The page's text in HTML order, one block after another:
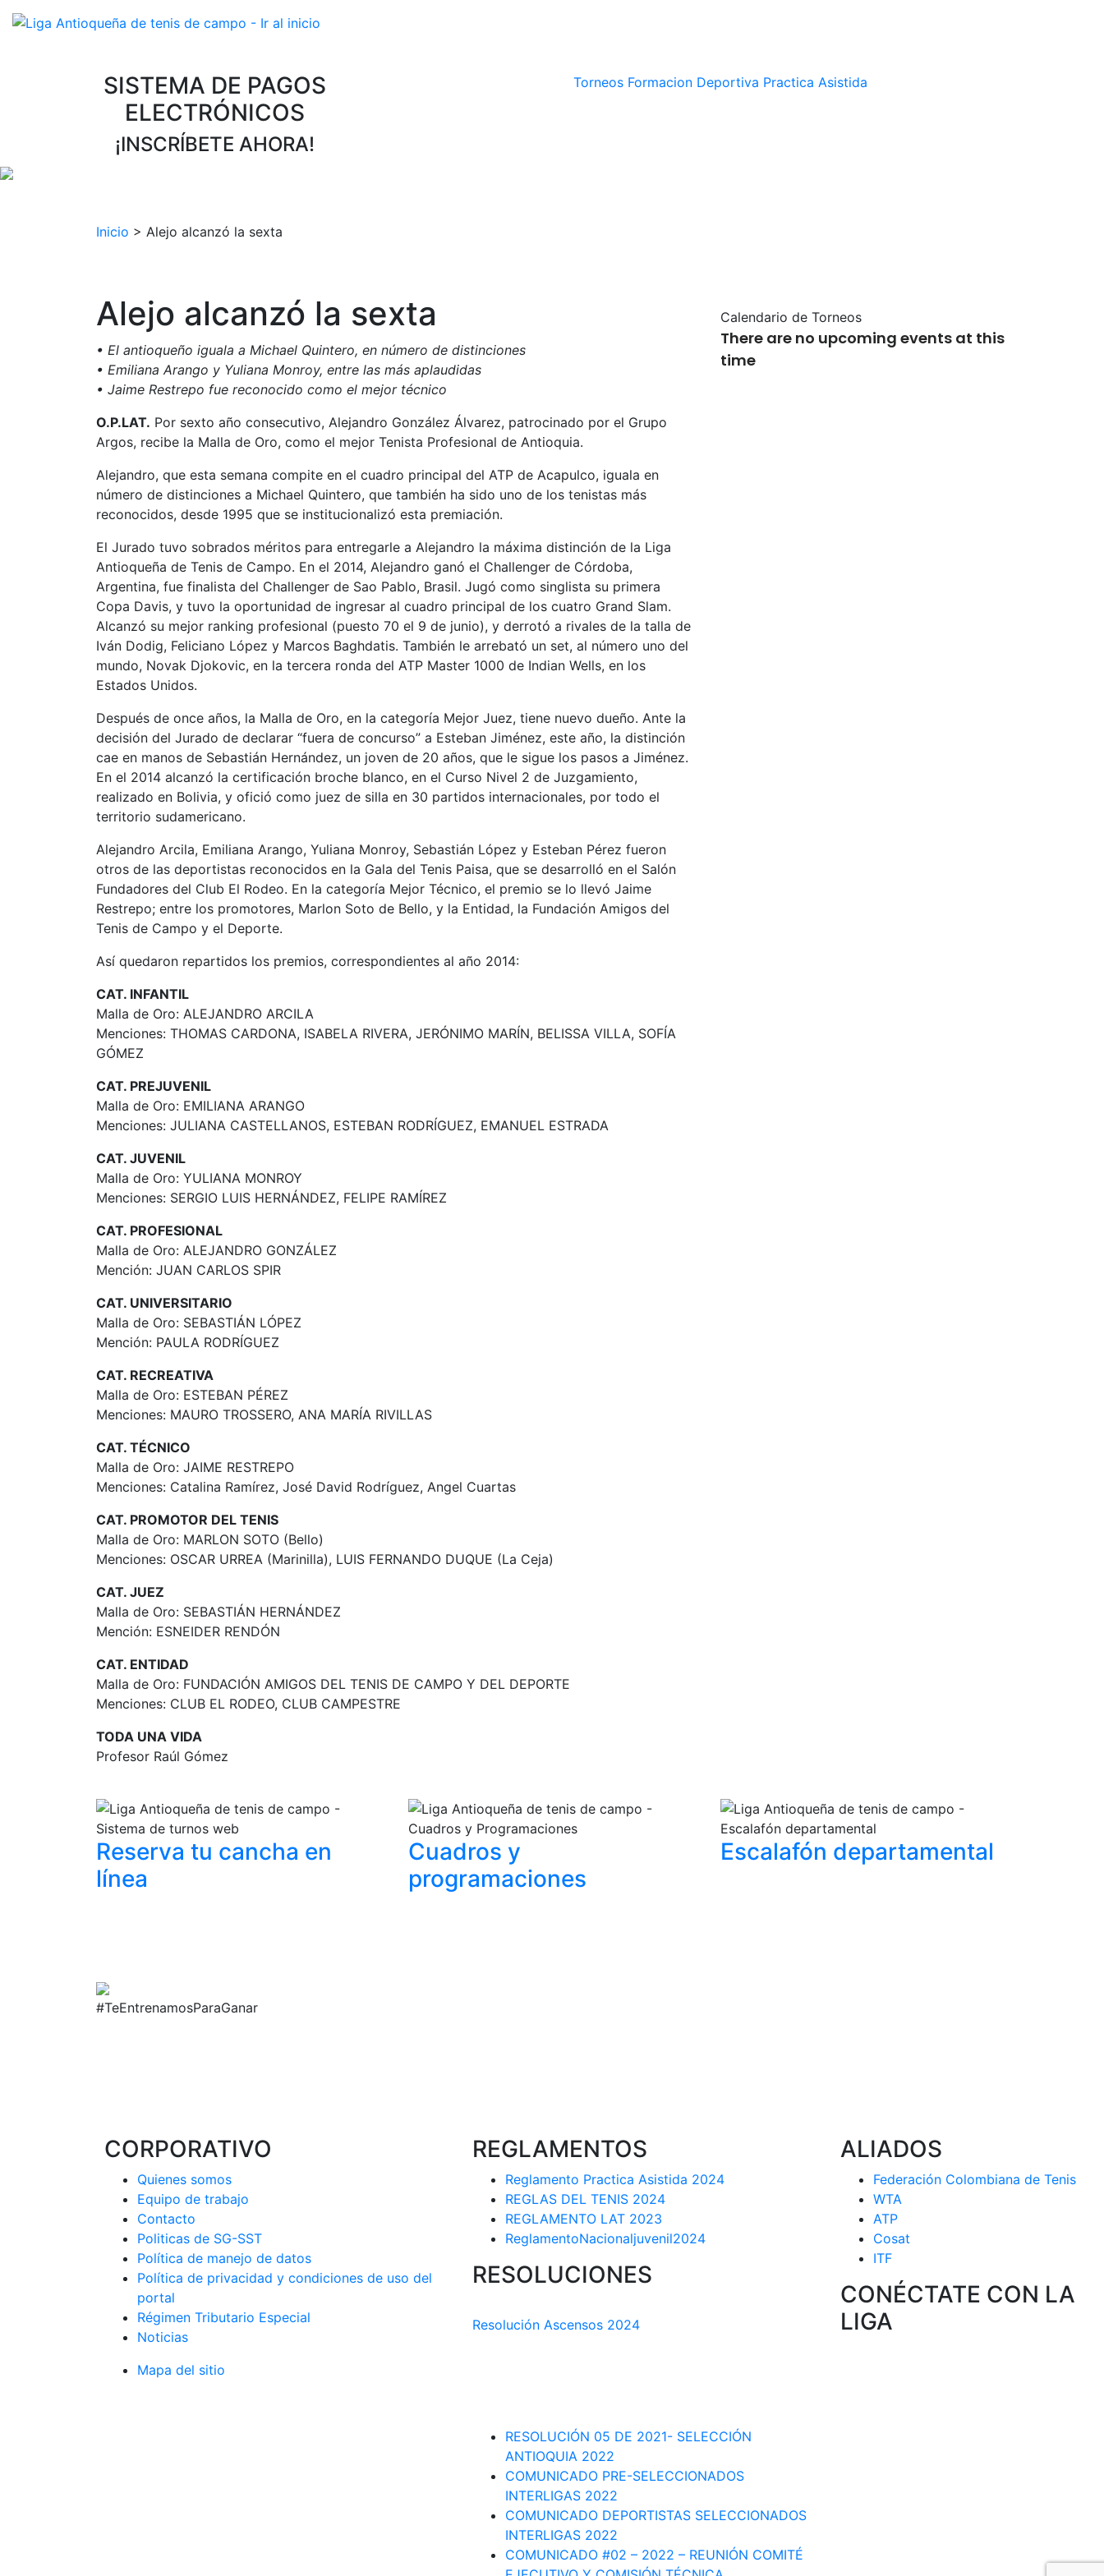
SISTEMA DE PAGOS
ELECTRÓNICOS
¡INSCRÍBETE AHORA!
Torneos Formacion Deportiva Practica Asistida
Inicio > Alejo alcanzó la sexta
Alejo alcanzó la sexta
• El antioqueño iguala a Michael Quintero, en número de distinciones
• Emiliana Arango y Yuliana Monroy, entre las más aplaudidas
• Jaime Restrepo fue reconocido como el mejor técnico
O.P.LAT. Por sexto año consecutivo, Alejandro González Álvarez, patrocinado por el Grupo
Argos, recibe la Malla de Oro, como el mejor Tenista Profesional de Antioquia.
Alejandro, que esta semana compite en el cuadro principal del ATP de Acapulco, iguala en
número de distinciones a Michael Quintero, que también ha sido uno de los tenistas más
reconocidos, desde 1995 que se institucionalizó esta premiación.
El Jurado tuvo sobrados méritos para entregarle a Alejandro la máxima distinción de la Liga
Antioqueña de Tenis de Campo. En el 2014, Alejandro ganó el Challenger de Córdoba,
Argentina, fue finalista del Challenger de Sao Pablo, Brasil. Jugó como singlista su primera
Copa Davis, y tuvo la oportunidad de ingresar al cuadro principal de los cuatro Grand Slam.
Alcanzó su mejor ranking profesional (puesto 70 el 9 de junio), y derrotó a rivales de la talla de
Iván Dodig, Feliciano López y Marcos Baghdatis. También le arrebató un set, al número uno del
mundo, Novak Djokovic, en la tercera ronda del ATP Master 1000 de Indian Wells, en los
Estados Unidos.
Después de once años, la Malla de Oro, en la categoría Mejor Juez, tiene nuevo dueño. Ante la
decisión del Jurado de declarar “fuera de concurso” a Esteban Jiménez, este año, la distinción
cae en manos de Sebastián Hernández, un joven de 20 años, que le sigue los pasos a Jiménez.
En el 2014 alcanzó la certificación broche blanco, en el Curso Nivel 2 de Juzgamiento,
realizado en Bolivia, y ofició como juez de silla en 30 partidos internacionales, por todo el
territorio sudamericano.
Alejandro Arcila, Emiliana Arango, Yuliana Monroy, Sebastián López y Esteban Pérez fueron
otros de las deportistas reconocidos en la Gala del Tenis Paisa, que se desarrolló en el Salón
Fundadores del Club El Rodeo. En la categoría Mejor Técnico, el premio se lo llevó Jaime
Restrepo; entre los promotores, Marlon Soto de Bello, y la Entidad, la Fundación Amigos del
Tenis de Campo y el Deporte.
Así quedaron repartidos los premios, correspondientes al año 2014:
CAT. INFANTIL
Malla de Oro: ALEJANDRO ARCILA
Menciones: THOMAS CARDONA, ISABELA RIVERA, JERÓNIMO MARÍN, BELISSA VILLA, SOFÍA
GÓMEZ
CAT. PREJUVENIL
Malla de Oro: EMILIANA ARANGO
Menciones: JULIANA CASTELLANOS, ESTEBAN RODRÍGUEZ, EMANUEL ESTRADA
CAT. JUVENIL
Malla de Oro: YULIANA MONROY
Menciones: SERGIO LUIS HERNÁNDEZ, FELIPE RAMÍREZ
CAT. PROFESIONAL
Malla de Oro: ALEJANDRO GONZÁLEZ
Mención: JUAN CARLOS SPIR
CAT. UNIVERSITARIO
Malla de Oro: SEBASTIÁN LÓPEZ
Mención: PAULA RODRÍGUEZ
CAT. RECREATIVA
Malla de Oro: ESTEBAN PÉREZ
Menciones: MAURO TROSSERO, ANA MARÍA RIVILLAS
CAT. TÉCNICO
Malla de Oro: JAIME RESTREPO
Menciones: Catalina Ramírez, José David Rodríguez, Angel Cuartas
CAT. PROMOTOR DEL TENIS
Malla de Oro: MARLON SOTO (Bello)
Menciones: OSCAR URREA (Marinilla), LUIS FERNANDO DUQUE (La Ceja)
CAT. JUEZ
Malla de Oro: SEBASTIÁN HERNÁNDEZ
Mención: ESNEIDER RENDÓN
CAT. ENTIDAD
Malla de Oro: FUNDACIÓN AMIGOS DEL TENIS DE CAMPO Y DEL DEPORTE
Menciones: CLUB EL RODEO, CLUB CAMPESTRE
TODA UNA VIDA
Profesor Raúl Gómez
Calendario de Torneos
There are no upcoming events at this
time
Reserva tu cancha en
línea
Cuadros y
programaciones
Escalafón departamental
#TeEntrenamosParaGanar
CORPORATIVO
Quienes somos
Equipo de trabajo
Contacto
Politicas de SG-SST
Política de manejo de datos
Política de privacidad y condiciones de uso del
portal
Régimen Tributario Especial
Noticias
Mapa del sitio
REGLAMENTOS
Reglamento Practica Asistida 2024
REGLAS DEL TENIS 2024
REGLAMENTO LAT 2023
ReglamentoNacionaljuvenil2024
RESOLUCIONES
Resolución Ascensos 2024
RESOLUCIÓN 05 DE 2021- SELECCIÓN
ANTIOQUIA 2022
COMUNICADO PRE-SELECCIONADOS
INTERLIGAS 2022
COMUNICADO DEPORTISTAS SELECCIONADOS
INTERLIGAS 2022
COMUNICADO #02 – 2022 – REUNIÓN COMITÉ
ALIADOS
Federación Colombiana de Tenis
WTA
ATP
Cosat
ITF
CONÉCTATE CON LA
LIGA